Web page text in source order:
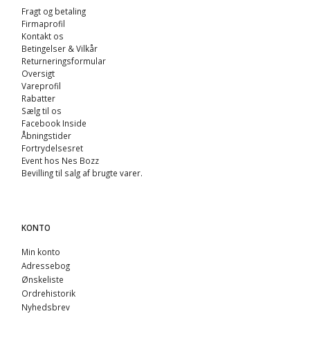
Fragt og betaling
Firmaprofil
Kontakt os
Betingelser & Vilkår
Returneringsformular
Oversigt
Vareprofil
Rabatter
Sælg til os
Facebook Inside
Åbningstider
Fortrydelsesret
Event hos Nes Bozz
Bevilling til salg af brugte varer.
KONTO
Min konto
Adressebog
Ønskeliste
Ordrehistorik
Nyhedsbrev